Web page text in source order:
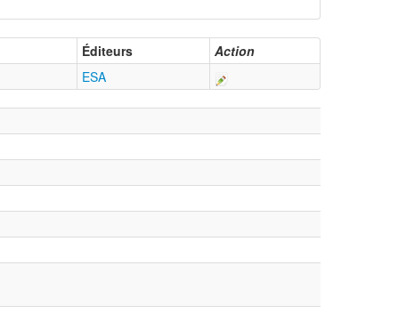
Éditeurs
Action
ESA